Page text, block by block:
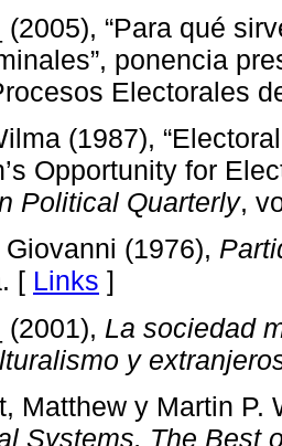
(2005), “Para qué
ponencia
Electorales
(1987),
Opportunity for
Political Quarterly,
(1976),
[ Links ]
(2001), La sociedad
y
Matthew y Martin P.
Systems. The Best